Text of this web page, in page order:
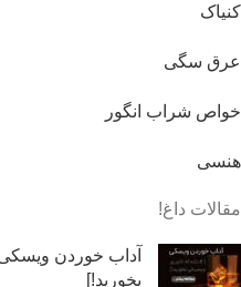
کنیاک
عرق سگی
خواص شراب انگور
هنسی
مقالات داغ!
بخورید!]